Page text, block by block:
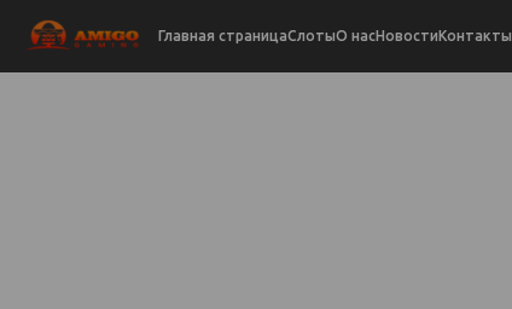
Главная страницаСлотыО насНовостиКонтакты